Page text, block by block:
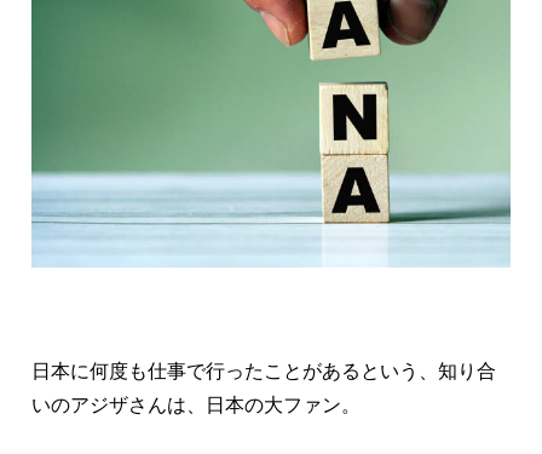
日本に何度も仕事で行ったことがあるという、知り合
いのアジザさんは、日本の大ファン。